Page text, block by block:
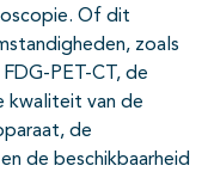
Of dit
zoals
PET-CT, de
kwaliteit van de
de
de beschikbaarheid